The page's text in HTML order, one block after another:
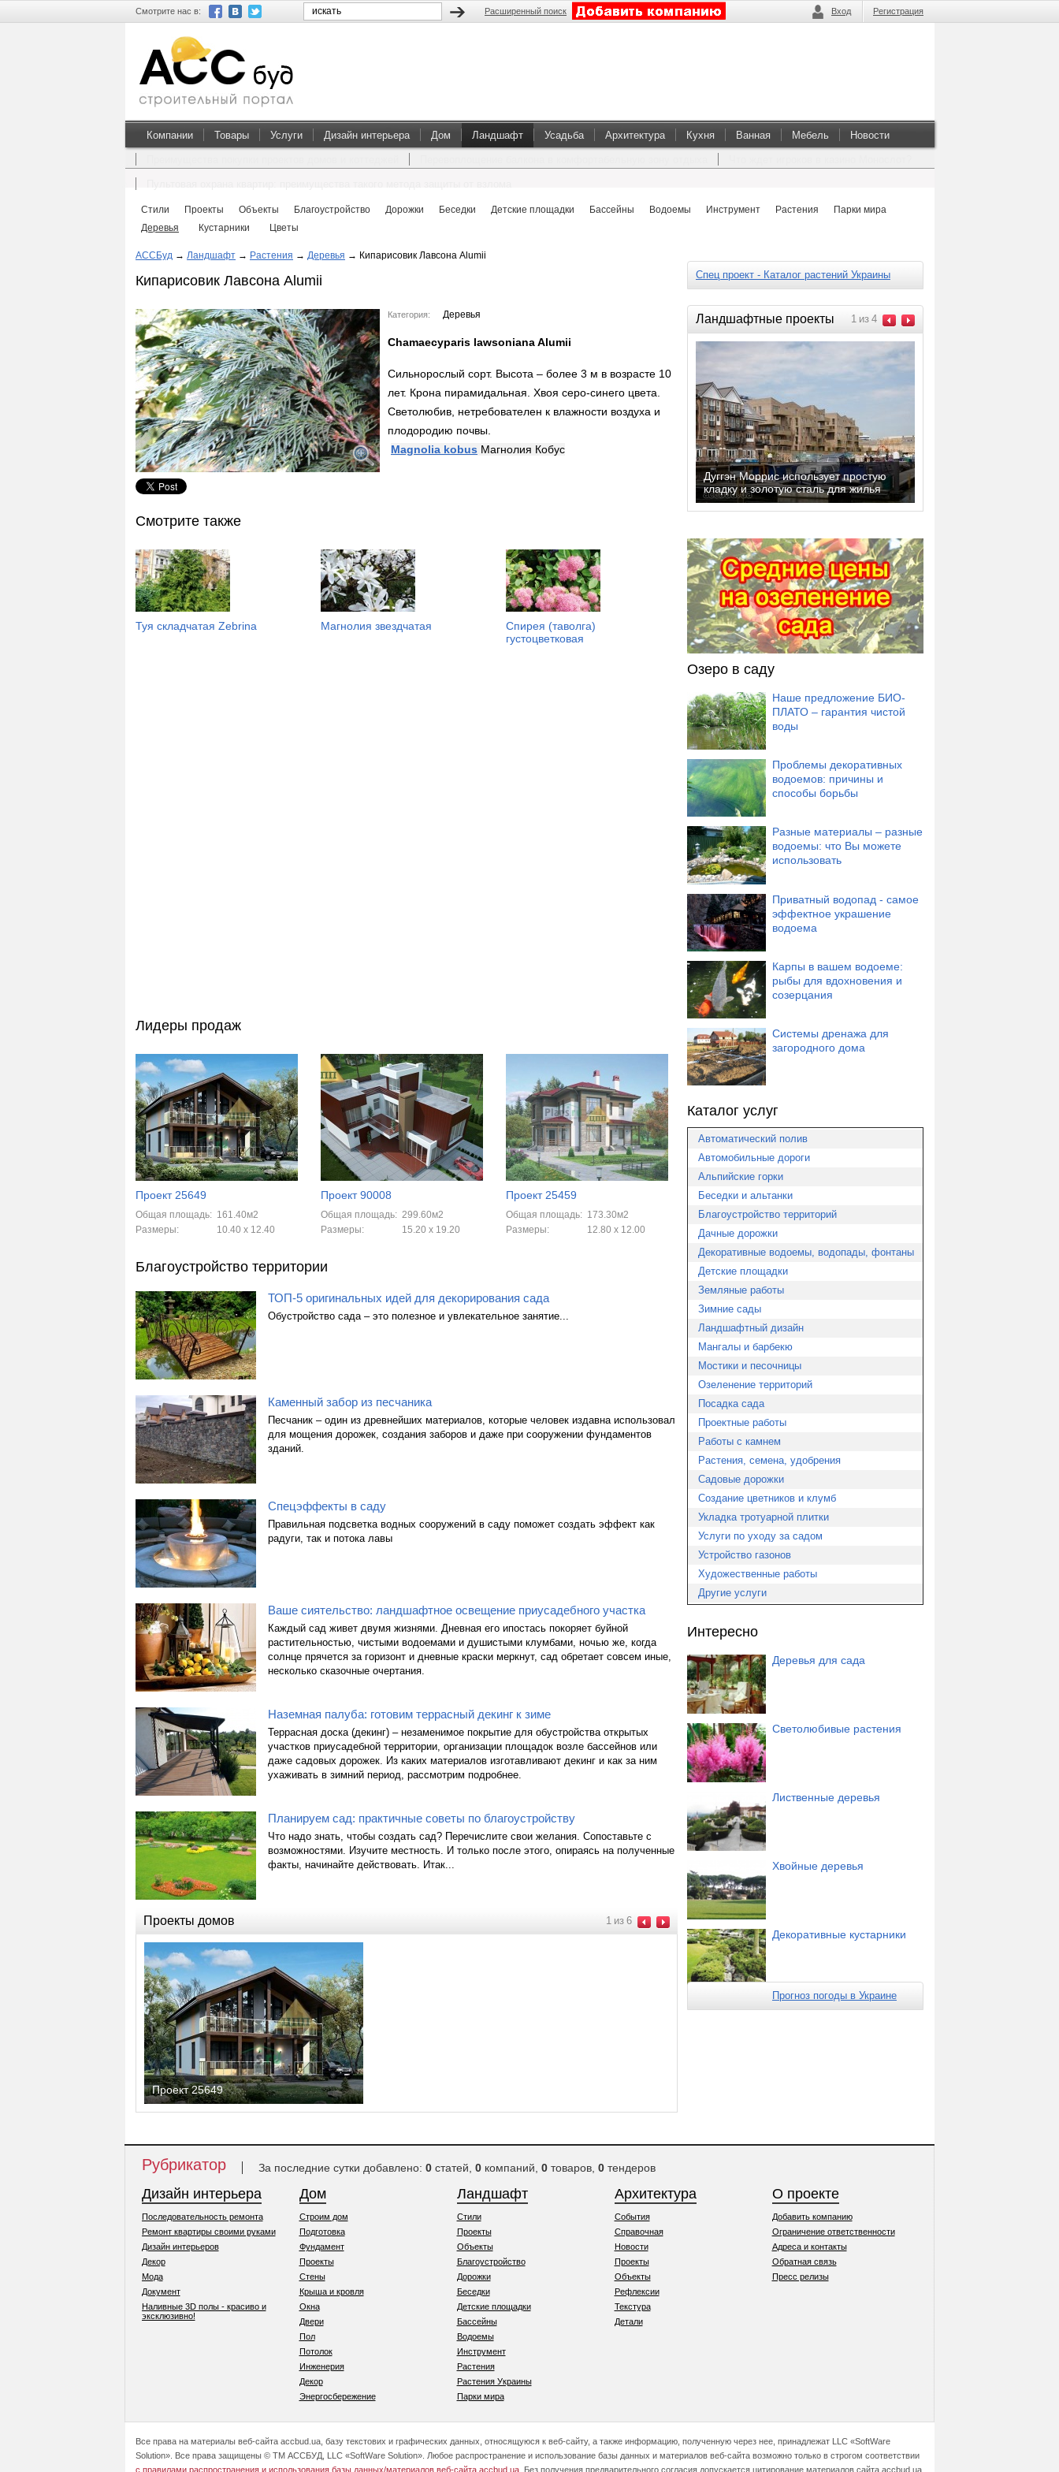
Смотрите нас в: Расширенный поиск Вход Регистрация
Компании Товары Услуги Дизайн интерьера Дом Ландшафт Усадьба Архитектура Кухня Ванная Мебель Новости
Стили Проекты Объекты Благоустройство Дорожки Беседки Детские площадки Бассейны Водоемы Инструмент Растения
Парки мира
Деревья
Кустарники Цветы
АССБуд → Ландшафт → Растения → Деревья → Кипарисовик Лавсона Alumii
Кипарисовик Лавсона Alumii
Категория: Деревья
Chamaecyparis lawsoniana Alumii
Сильнорослый сорт. Высота – более 3 м в возрасте 10
лет. Крона пирамидальная. Хвоя серо-синего цвета.
Светолюбив, нетребователен к влажности воздуха и
плодородию почвы.
Magnolia kobus Магнолия Кобус
Смотрите также
Туя складчатая Zebrina Магнолия звездчатая
Спирея (таволга)
густоцветковая
Лидеры продаж
Проект 25649
Общая площадь: 161.40м2
Размеры:
10.40 x 12.40
Проект 90008
Общая площадь: 299.60м2
Размеры:
15.20 x 19.20
Проект 25459
Общая площадь: 173.30м2
Размеры:
12.80 x 12.00
Благоустройство территории
ТОП-5 оригинальных идей для декорирования сада
Обустройство сада – это полезное и увлекательное занятие...
Каменный забор из песчаника
Песчаник – один из древнейших материалов, которые человек издавна использовал
для мощения дорожек, создания заборов и даже при сооружении фундаментов
зданий.
Спецэффекты в саду
Правильная подсветка водных сооружений в саду поможет создать эффект как
радуги, так и потока лавы
Ваше сиятельство: ландшафтное освещение приусадебного участка
Каждый сад живет двумя жизнями. Дневная его ипостась покоряет буйной
растительностью, чистыми водоемами и душистыми клумбами, ночью же, когда
солнце прячется за горизонт и дневные краски меркнут, сад обретает совсем иные,
несколько сказочные очертания.
Наземная палуба: готовим террасный декинг к зиме
Террасная доска (декинг) – незаменимое покрытие для обустройства открытых
участков приусадебной территории, организации площадок возле бассейнов или
даже садовых дорожек. Из каких материалов изготавливают декинг и как за ним
ухаживать в зимний период, рассмотрим подробнее.
Планируем сад: практичные советы по благоустройству
Что надо знать, чтобы создать сад? Перечислите свои желания. Сопоставьте с
возможностями. Изучите местность. И только после этого, опираясь на полученные
факты, начинайте действовать. Итак...
Проекты домов 1 из 6
Проект 25649
Спец проект - Каталог растений Украины
Ландшафтные проекты 1 из 4
Дуггэн Моррис использует простую
кладку и золотую сталь для жилья
Озеро в саду
Наше предложение БИО-
ПЛАТО – гарантия чистой
воды
Проблемы декоративных
водоемов: причины и
способы борьбы
Разные материалы – разные
водоемы: что Вы можете
использовать
Приватный водопад - самое
эффектное украшение
водоема
Карпы в вашем водоеме:
рыбы для вдохновения и
созерцания
Системы дренажа для
загородного дома
Каталог услуг
Автоматический полив
Автомобильные дороги
Альпийские горки
Беседки и альтанки
Благоустройство территорий
Дачные дорожки
Декоративные водоемы, водопады, фонтаны
Детские площадки
Земляные работы
Зимние сады
Ландшафтный дизайн
Мангалы и барбекю
Мостики и песочницы
Озеленение территорий
Посадка сада
Проектные работы
Работы с камнем
Растения, семена, удобрения
Садовые дорожки
Создание цветников и клумб
Укладка тротуарной плитки
Услуги по уходу за садом
Устройство газонов
Художественные работы
Другие услуги
Интересно
Деревья для сада
Cветолюбивые растения
Лиственные деревья
Хвойные деревья
Декоративные кустарники
Прогноз погоды в Украине
Рубрикатор За последние сутки добавлено: 0статей, 0компаний, 0товаров, 0тендеров
Дизайн интерьера
Последовательность ремонта
Ремонт квартиры своими руками
Дизайн интерьеров
Декор
Мода
Документ
Наливные 3D полы - красиво и
эксклюзивно!
Дом
Строим дом
Подготовка
Фундамент
Проекты
Стены
Крыша и кровля
Окна
Двери
Пол
Потолок
Инженерия
Декор
Энергосбережение
Ландшафт
Стили
Проекты
Объекты
Благоустройство
Дорожки
Беседки
Детские площадки
Бассейны
Водоемы
Инструмент
Растения
Растения Украины
Парки мира
Архитектура
События
Справочная
Новости
Проекты
Объекты
Рефлексии
Текстура
Детали
О проекте
Добавить компанию
Ограничение ответственности
Адреса и контакты
Обратная связь
Пресс релизы
Все права на материалы веб-сайта accbud.ua, базу текстових и графических данных, относящуюся к веб-сайту, а также информацию, полученную через нее, принадлежат LLC «SoftWare
Solution». Все права защищены © ТМ АССБУД, LLC «SoftWare Solution». Любое распространение и использование базы данных и материалов веб-сайта возможно только в строгом соответствии
с правилами распространения и использования базы данных/материалов веб-сайта accbud.ua . Без получения предварительного согласия допускается цитирование материалов сайта accbud.ua